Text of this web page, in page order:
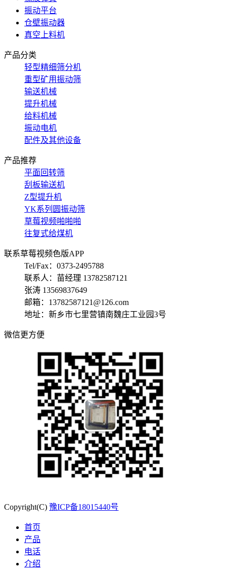
振动平台
仓壁振动器
真空上料机
产品分类
轻型精细筛分机
重型矿用振动筛
输送机械
提升机械
给料机械
振动电机
配件及其他设备
产品推荐
平面回转筛
刮板输送机
Z型提升机
YK系列圆振动筛
草莓视频啪啪啪
往复式给煤机
联系草莓视频色版APP
Tel/Fax：0373-2495788
联系人：苗经理 13782587121
张涛 13569837649
邮箱：13782587121@126.com
地址：新乡市七里营镇南魏庄工业园3号
微信更方便
Copyright(C) 豫ICP备18015440号
首页
产品
电话
介绍